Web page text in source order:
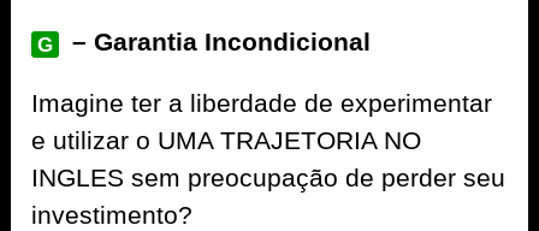
G – Garantia Incondicional
Imagine ter a liberdade de experimentar
e utilizar o UMA TRAJETORIA NO
INGLES sem preocupação de perder seu
investimento?